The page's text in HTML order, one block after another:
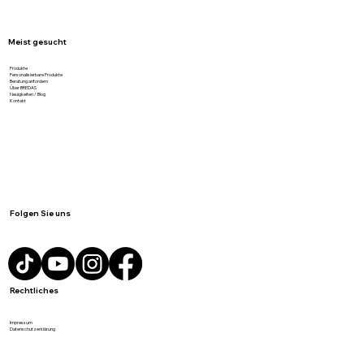
Meist gesucht
Produkte
Personalisierbare Produkte
Beratung anfordern
Über BREDAS
Neuigkeiten / Blog
Kontakt
Folgen Sie uns
Rechtliches
Impressum
Datenschutzerklärung